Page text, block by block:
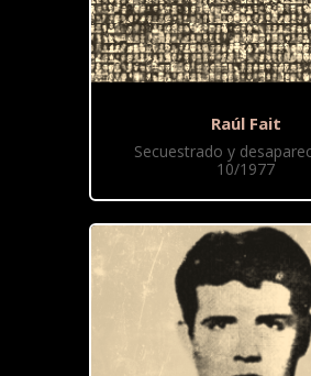
Raúl Fait
Secuestrado y
10/1977